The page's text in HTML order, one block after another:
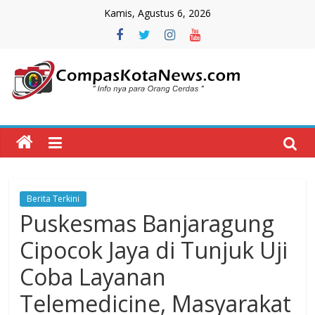
Kamis, Agustus 6, 2026
Compas
Kota
CompasKotaNews.com
Hadir
untuk
memberikan
informasi
kepada
masyarakat
Berita Terkini
Puskesmas Banjaragung
Cipocok Jaya di Tunjuk Uji
Coba Layanan
Telemedicine, Masyarakat